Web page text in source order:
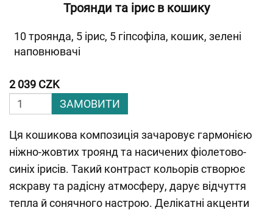
Троянди та ірис в кошику
10 троянда, 5 ірис, 5 гіпсофіла, кошик, зелені
наповнювачі
2 039 CZK
ЗАМОВИТИ
Ця кошикова композиція зачаровує гармонією
ніжно-жовтих троянд та насичених фіолетово-
синіх ірисів. Такий контраст кольорів створює
яскраву та радісну атмосферу, дарує відчуття
тепла й сонячного настрою. Делікатні акценти